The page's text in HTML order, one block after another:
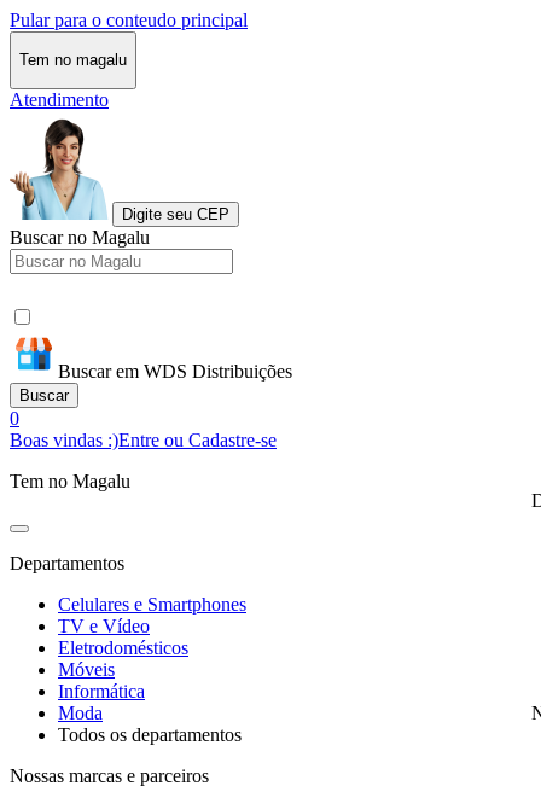
Pular para o conteudo principal
Tem no magalu
Atendimento
Digite seu CEP
Buscar no Magalu
Buscar em WDS Distribuições
Buscar
0
Boas vindas :)Entre ou Cadastre-se
Tem no Magalu
Departamentos
Celulares e Smartphones
TV e Vídeo
Eletrodomésticos
Móveis
Informática
Moda
Todos os departamentos
Nossas marcas e parceiros